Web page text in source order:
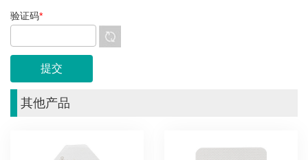
验证码*
其他产品